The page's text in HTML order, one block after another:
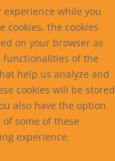
experience while you
cookies, the cookies
on your browser as
functionalities of the
help us analyze and
cookies will be stored
also have the option
some of these
experience.